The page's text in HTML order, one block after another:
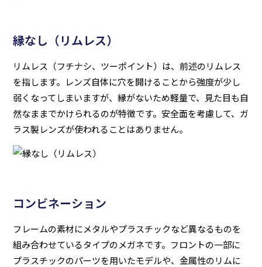
縁なし（リムレス）
リムレス（フチナシ、ツーポイント）は、前述のリムレス
を指します。レンズ自体に穴を開けることから強度が少し
弱くなってしまいますが、縁がないため軽量で、見た目も自
然なままでかけられるのが特徴です。安全面を考慮して、ガ
ラス製レンズが使われることはありません。
コンビネーション
フレームの素材にメタルやプラスチックなど異なるものを
組み合わせているタイプのメガネです。フロントの一部に
プラスチックのパーツを用いたモデルや、金属性のリムに